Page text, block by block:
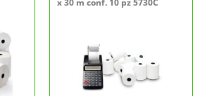
x 30 m conf. 10 pz 5730C